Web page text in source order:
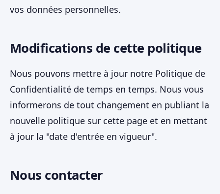
vos données personnelles.
Modifications de cette politique
Nous pouvons mettre à jour notre Politique de
Confidentialité de temps en temps. Nous vous
informerons de tout changement en publiant la
nouvelle politique sur cette page et en mettant
à jour la "date d'entrée en vigueur".
Nous contacter